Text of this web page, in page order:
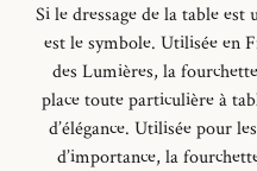
Si le dressage de la table est
est le symbole. Utilisée en
des Lumières, la
place toute particulière à
d’élégance. Utilisée pour
d’importance, la